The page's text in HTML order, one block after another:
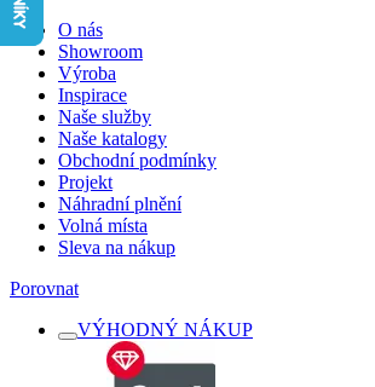
O nás
Showroom
Výroba
Inspirace
Naše služby
Naše katalogy
Obchodní podmínky
Projekt
Náhradní plnění
Volná místa
Sleva na nákup
Porovnat
VÝHODNÝ NÁKUP